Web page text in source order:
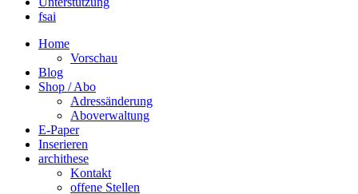
fsai
Home
Vorschau
Blog
Shop / Abo
Adressänderung
Aboverwaltung
E-Paper
Inserieren
archithese
Kontakt
offene Stellen